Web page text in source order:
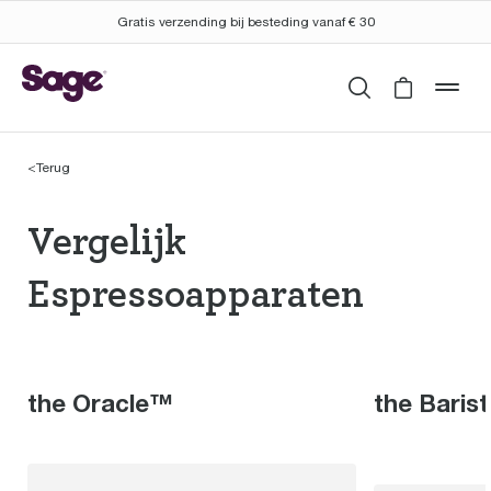
Gratis verzending bij besteding vanaf € 30
ZoekenCart is
<Terug
Vergelijk
Vergelijk
Espressoapparaten
the Oracle™ the